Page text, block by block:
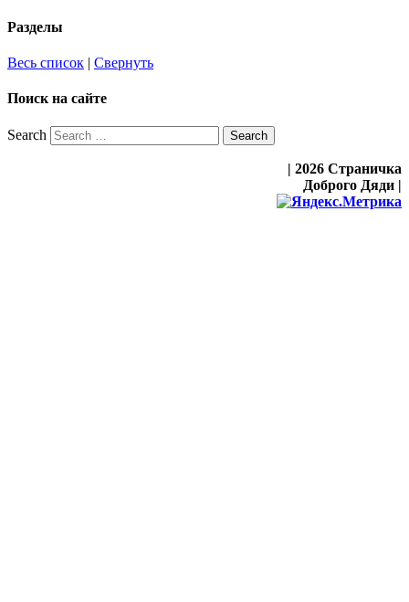
Разделы
Весь список | Свернуть
Поиск на сайте
Search
| 2026 Страничка
Доброго Дяди |